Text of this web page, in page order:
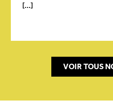
[...]
VOIR TOUS